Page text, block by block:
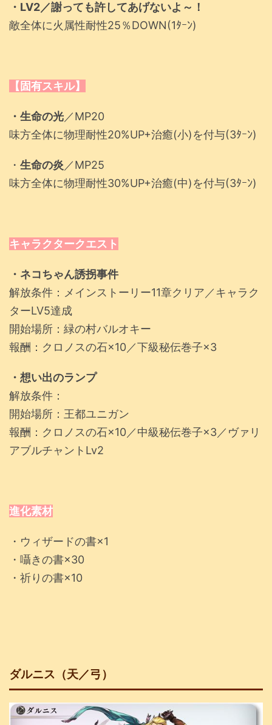
・LV2／謝っても許してあげないよ～！
敵全体に火属性耐性25％DOWN(1ﾀｰﾝ)
【固有スキル】
・生命の光／MP20
味方全体に物理耐性20%UP+治癒(小)を付与(3ﾀｰﾝ)
・ 生命の炎／MP25
味方全体に物理耐性30%UP+治癒(中)を付与(3ﾀｰﾝ)
キャラクタークエスト
・ネコちゃん誘拐事件
解放条件：メインストーリー11章クリア／キャラク
ターLV5達成
開始場所：緑の村バルオキー
報酬：クロノスの石×10／下級秘伝巻子×3
・想い出のランプ
解放条件：
開始場所：王都ユニガン
報酬：クロノスの石×10／中級秘伝巻子×3／ヴァリ
アブルチャントLv2
進化素材
・ウィザードの書×1
・囁きの書×30
・祈りの書×10
ダルニス（天／弓）